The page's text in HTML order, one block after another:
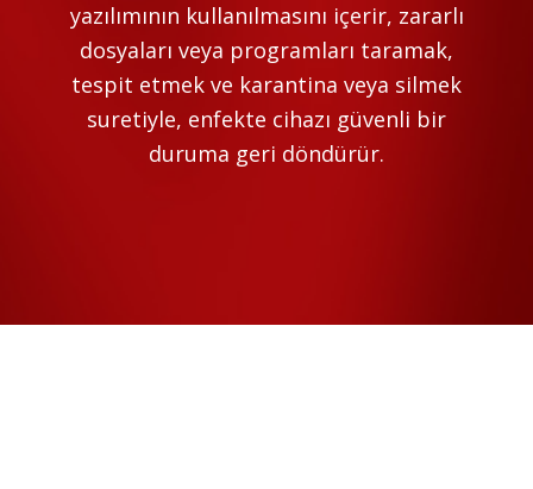
yazılımının kullanılmasını içerir, zararlı
dosyaları veya programları taramak,
tespit etmek ve karantina veya silmek
suretiyle, enfekte cihazı güvenli bir
duruma geri döndürür.